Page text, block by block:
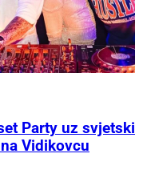
Party uz svjetski
Vidikovcu